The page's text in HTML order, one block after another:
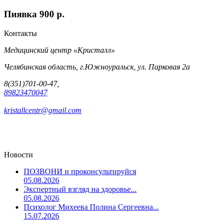
Пиявка 900 p.
Контакты
Медицинский центр «Кристалл»
Челябинская область, г.Южноуральск, ул. Парковая 2а
8(351)701-00-47,
89823470047
kristallcentr@gmail.com
Новости
ПОЗВОНИ и проконсультируйся
05.08.2026
Экспертный взгляд на здоровье...
05.08.2026
Психолог Михеева Полина Сергеевна...
15.07.2026